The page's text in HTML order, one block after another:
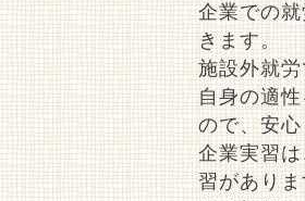
企業での
きます。
施設外就
自身の適
ので、安
企業実習
習があり